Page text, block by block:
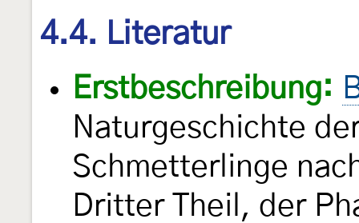
4.4. Literatur
Erstbeschreibung:
Naturgeschichte
Schmetterlinge
Dritter Theil, der